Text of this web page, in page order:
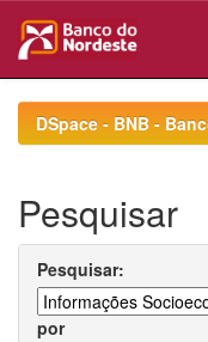
navigationDSpace - BNB -
Pesquisar
Pesquisar:
por